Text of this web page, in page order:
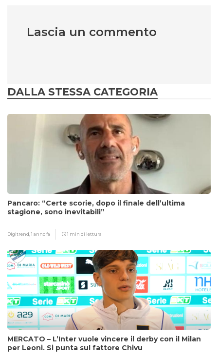
Lascia un commento
DALLA STESSA CATEGORIA
Pancaro: “Certe scorie, dopo il finale dell’ultima
stagione, sono inevitabili”
Digitrend,1 anno fa 1 min di lettura
MERCATO – L’Inter vuole vincere il derby con il Milan
per Leoni. Si punta sul fattore Chivu